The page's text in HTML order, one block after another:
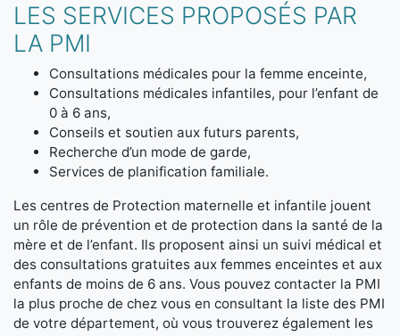
LES SERVICES PROPOSÉS PAR
LA PMI
Consultations médicales pour la femme enceinte,
Consultations médicales infantiles, pour l’enfant de
0 à 6 ans,
Conseils et soutien aux futurs parents,
Recherche d’un mode de garde,
Services de planification familiale.
Les centres de Protection maternelle et infantile jouent
un rôle de prévention et de protection dans la santé de la
mère et de l’enfant. Ils proposent ainsi un suivi médical et
des consultations gratuites aux femmes enceintes et aux
enfants de moins de 6 ans. Vous pouvez contacter la PMI
la plus proche de chez vous en consultant la liste des PMI
de votre département, où vous trouverez également les